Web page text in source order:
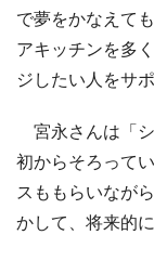
で夢をかなえて
アキッチンを多
ジしたい人をサ
宮永さんは「
初からそろって
スももらいなが
かして、将来的